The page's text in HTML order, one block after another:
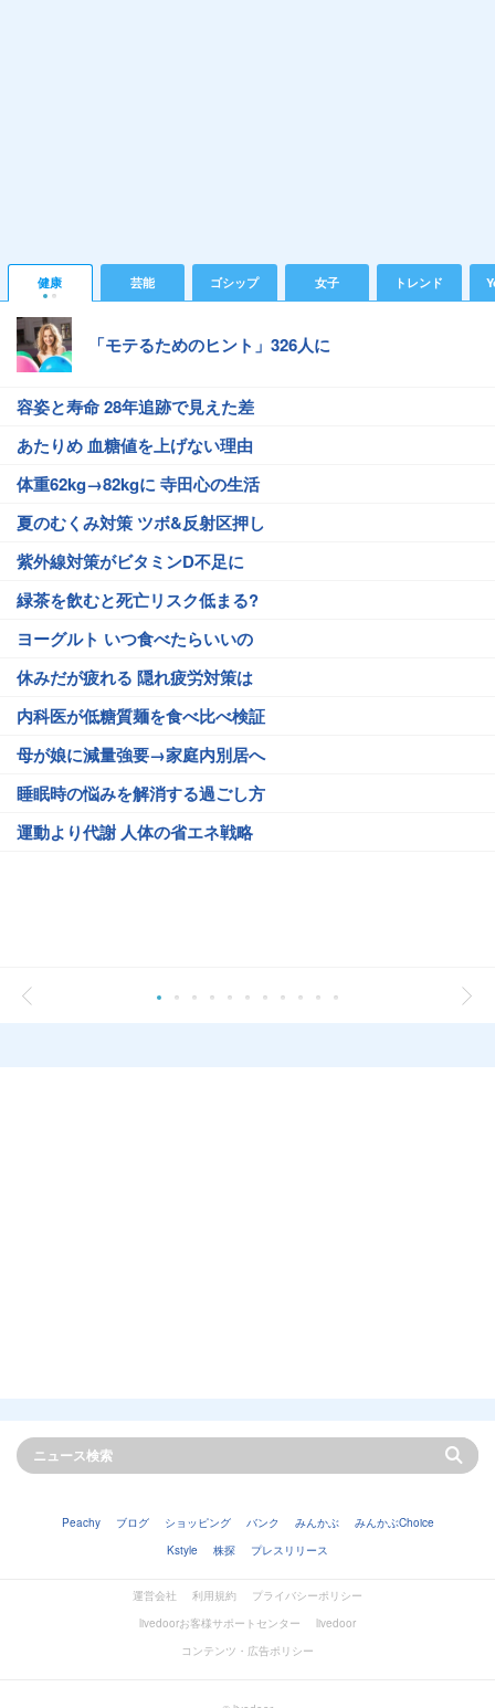
健康 芸能 ゴシップ 女子 トレンド
「モテるためのヒント」326人に
容姿と寿命 28年追跡で見えた差
あたりめ 血糖値を上げない理由
体重62kg→82kgに 寺田心の生活
夏のむくみ対策 ツボ&反射区押し
紫外線対策がビタミンD不足に
緑茶を飲むと死亡リスク低まる?
ヨーグルト いつ食べたらいいの
休みだが疲れる 隠れ疲労対策は
内科医が低糖質麺を食べ比べ検証
母が娘に減量強要→家庭内別居へ
睡眠時の悩みを解消する過ごし方
運動より代謝 人体の省エネ戦略
Peachy ブログ ショッピング バンク みんかぶ
みんかぶChoice
Kstyle
株探 プレスリリース
運営会社 利用規約
プライバシーポリシー
livedoorお客様サポートセンター
livedoor
コンテンツ・広告ポリシー